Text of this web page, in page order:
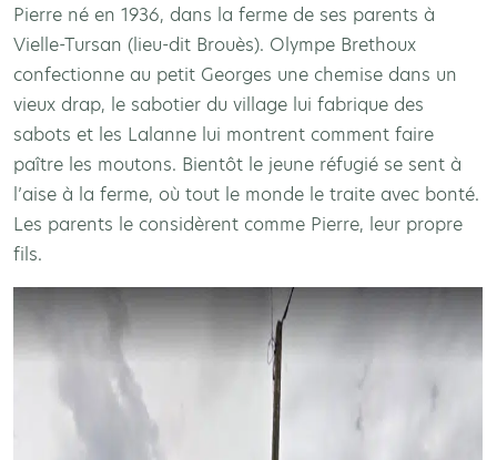
Pierre né en 1936, dans la ferme de ses parents à
Vielle-Tursan (lieu-dit Brouès). Olympe Brethoux
confectionne au petit Georges une chemise dans un
vieux drap, le sabotier du village lui fabrique des
sabots et les Lalanne lui montrent comment faire
paître les moutons. Bientôt le jeune réfugié se sent à
l’aise à la ferme, où tout le monde le traite avec bonté.
Les parents le considèrent comme Pierre, leur propre
fils.